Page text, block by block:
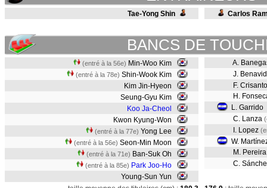
Tae-Yong Shin Carlos
BANCS DE
(entré à la 56e) Min-Woo Kim
(entré à la 78e) Shin-Wook Kim
Kim Jin-Hyeon
Seung-Gyu Kim
Koo Ja-Cheol
Kwon Kyung-Won
(entré à la 77e) Yong Lee
(entré à la 56e) Seon-Min Moon
(entré à la 71e) Ban-Suk Oh
(entré à la 85e) Park Joo-Ho
Young-Sun Yun
A.
J.
F.
H.
L. Garrido
C. Lanza
I. Lopez
W.
M. Pereira
C.